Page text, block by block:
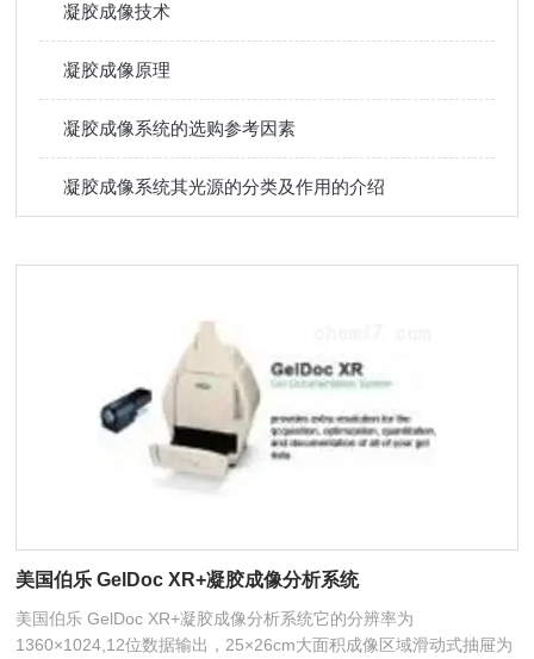
凝胶成像技术
凝胶成像原理
凝胶成像系统的选购参考因素
凝胶成像系统其光源的分类及作用的介绍
美国伯乐 GelDoc XR+凝胶成像分析系统
美国伯乐 GelDoc XR+凝胶成像分析系统它的分辨率为
1360×1024,12位数据输出，25×26cm大面积成像区域滑动式抽屉为